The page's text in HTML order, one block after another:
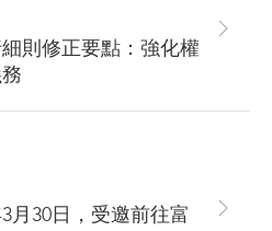
則修正要點：強化權
月30日，受邀前往富